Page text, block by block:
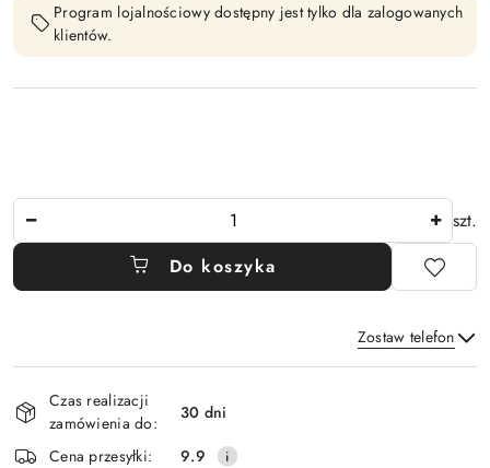
Program lojalnościowy dostępny jest tylko dla zalogowanych
klientów.
szt.
Do koszyka
Zostaw telefon
i
dostawa
Czas realizacji
zamówienia do:
30 dni
Cena przesyłki:
9.9